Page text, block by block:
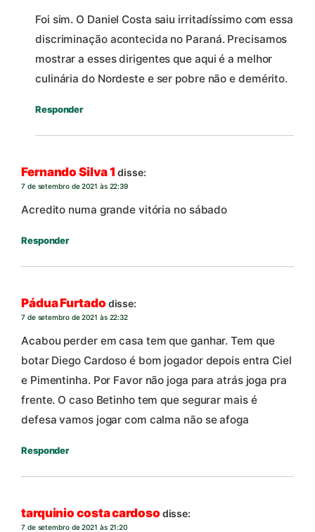
Foi sim. O Daniel Costa saiu irritadíssimo com essa
discriminação acontecida no Paraná. Precisamos
mostrar a esses dirigentes que aqui é a melhor
culinária do Nordeste e ser pobre não e demérito.
Responder
Fernando Silva 1 disse:
7 de setembro de 2021 às 22:39
Acredito numa grande vitória no sábado
Responder
Pádua Furtado disse:
7 de setembro de 2021 às 22:32
Acabou perder em casa tem que ganhar. Tem que
botar Diego Cardoso é bom jogador depois entra Ciel
e Pimentinha. Por Favor não joga para atrás joga pra
frente. O caso Betinho tem que segurar mais é
defesa vamos jogar com calma não se afoga
Responder
tarquinio costa cardoso disse:
7 de setembro de 2021 às 21:20